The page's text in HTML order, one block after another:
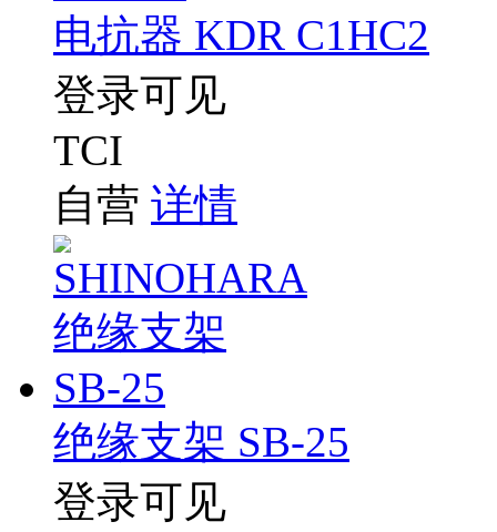
电抗器 KDR C1HC2
登录可见
TCI
自营 详情
绝缘支架 SB-25
登录可见